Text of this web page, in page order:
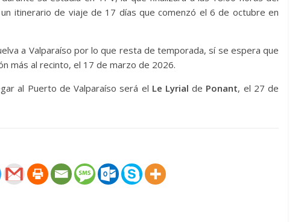
un itinerario de viaje de 17 días que comenzó el 6 de octubre en
a Valparaíso por lo que resta de temporada, sí se espera que
más al recinto, el 17 de marzo de 2026.
al Puerto de Valparaíso será el Le Lyrial de Ponant, el 27 de